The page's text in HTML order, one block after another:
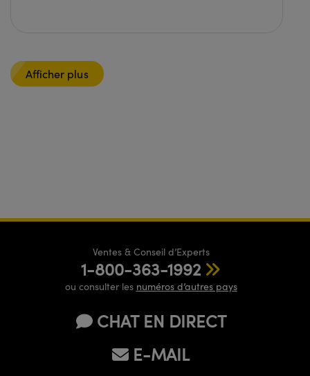
Afficher plus
Ventes & Conseil d’Experts
1-800-363-1992
ou consulter les numéros d’autres pays
CHAT EN DIRECT
E-MAIL